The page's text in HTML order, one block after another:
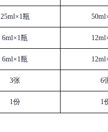
25ml×1瓶
6ml×1瓶
6ml×1瓶
3张 6
1份 1